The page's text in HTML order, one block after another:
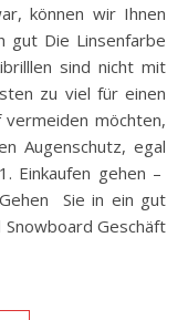
können wir Ihnen
gut Die Linsenfarbe
sind nicht mit
zu viel für einen
vermeiden möchten,
Augenschutz, egal
Einkaufen gehen –
Sie in ein gut
Geschäft